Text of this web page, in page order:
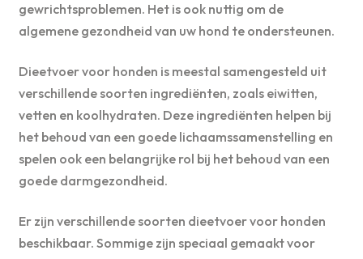
gewrichtsproblemen. Het is ook nuttig om de
algemene gezondheid van uw hond te ondersteunen.
Dieetvoer voor honden is meestal samengesteld uit
verschillende soorten ingrediënten, zoals eiwitten,
vetten en koolhydraten. Deze ingrediënten helpen bij
het behoud van een goede lichaamssamenstelling en
spelen ook een belangrijke rol bij het behoud van een
goede darmgezondheid.
Er zijn verschillende soorten dieetvoer voor honden
beschikbaar. Sommige zijn speciaal gemaakt voor